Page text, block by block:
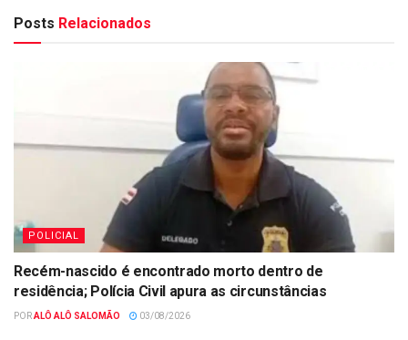
Posts Relacionados
POLICIAL
Recém-nascido é encontrado morto dentro de
residência; Polícia Civil apura as circunstâncias
PORALÔ ALÔ SALOMÃO 03/08/2026